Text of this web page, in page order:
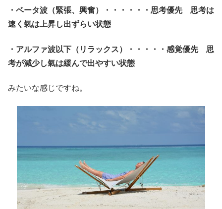
・ベータ波（緊張、興奮）・・・・・・思考優先 思考は
速く氣は上昇し出ずらい状態
・アルファ波以下（リラックス）・・・・・感覚優先 思
考が減少し氣は緩んで出やすい状態
みたいな感じですね。